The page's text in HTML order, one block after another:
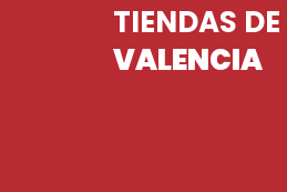
TIENDAS DE
VALENCIA